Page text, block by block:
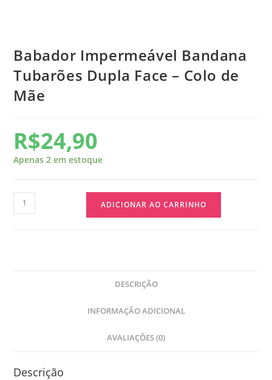
Babador Impermeável Bandana
Tubarões Dupla Face – Colo de
Mãe
R$24,90
Apenas 2 em estoque
ADICIONAR AO CARRINHO
DESCRIÇÃO
INFORMAÇÃO ADICIONAL
AVALIAÇÕES (0)
Descrição